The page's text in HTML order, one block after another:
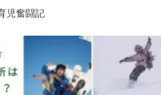
児奮闘記